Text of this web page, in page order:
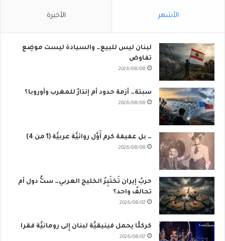
الأشهر الأخيرة
لبنان ليس للبيع… والسيادة ليست موضِع
تفاوض
2026/08/08
سبتة… أزمة حدود أم إنذارٌ للمغرب وأوروبا؟
2026/08/08
… بل عفيفة كرم أَوَّل روائيَّة عربيَّة (1 من 4)
2026/08/08
حربُ إيران تَختَبِرُ الخليج العربي… ستُّ دول أم
تحالفٌ واحد؟
2026/08/07
كركلَّا يحمل فينيقيَّة لبنان إِلى رومانيَّة فقرا
2026/08/07